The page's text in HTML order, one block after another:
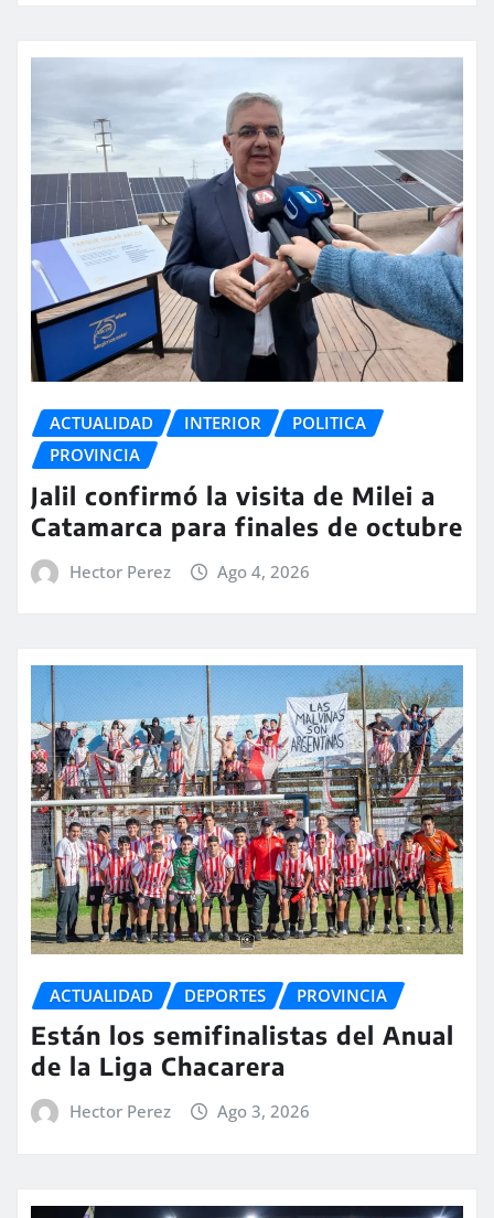
ACTUALIDAD INTERIOR
POLITICA
PROVINCIA
Jalil confirmó la visita de Milei a
Catamarca para finales de octubre
Hector Perez Ago 4, 2026
ACTUALIDAD DEPORTES PROVINCIA
Están los semifinalistas del Anual
de la Liga Chacarera
Hector Perez Ago 3, 2026